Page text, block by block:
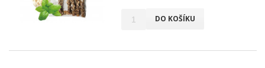
DO KOŠÍKU